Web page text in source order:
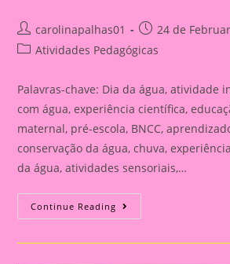
Post
author:
carolinapalhas01
Post
published:
24 de
PostAtividades Pedagógicas
Palavras-chave: Dia da água, atividade
com água, experiência científica,
maternal, pré-escola, BNCC,
conservação da água, chuva,
da água, atividades sensoriais,…
Continue Reading 22
DE
DIA